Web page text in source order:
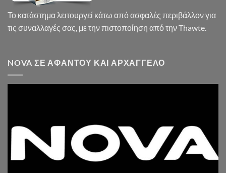
Το κατάστημα λειτουργεί κάτω από ασφαλές περιβάλλον για
τις συναλλαγές σας, με την πιστοποίηση από την Thawte.
NOVA ΣΕ ΑΦΆΝΤΟΥ ΚΑΙ ΑΡΧΆΓΓΕΛΟ